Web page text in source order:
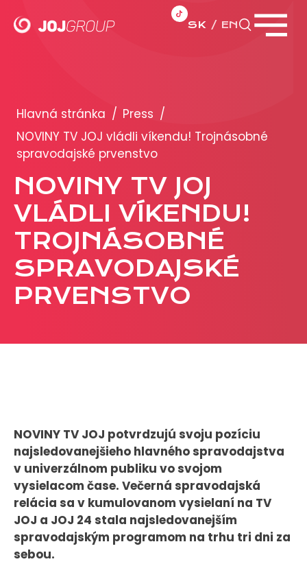
SK EN
Brandy
Produkty
PRODUKCIA
REKLAMA
Viac o reklamných formátoch
Obchodné podmienky
Prezentácia 2026
PRESS
Tlačové správy
B2B Rozhovory
VEREJNÉ VYSIELANIE MS 2026
Hlavná stránka / Press /
NOVINY TV JOJ vládli víkendu! Trojnásobné
spravodajské prvenstvo
NOVINY TV JOJ
VLÁDLI VÍKENDU!
TROJNÁSOBNÉ
SPRAVODAJSKÉ
PRVENSTVO
NOVINY TV JOJ potvrdzujú svoju pozíciu
najsledovanejšieho hlavného spravodajstva
v univerzálnom publiku vo svojom
vysielacom čase. Večerná spravodajská
relácia sa v kumulovanom vysielaní na TV
JOJ a JOJ 24 stala najsledovanejším
spravodajským programom na trhu tri dni za
sebou.